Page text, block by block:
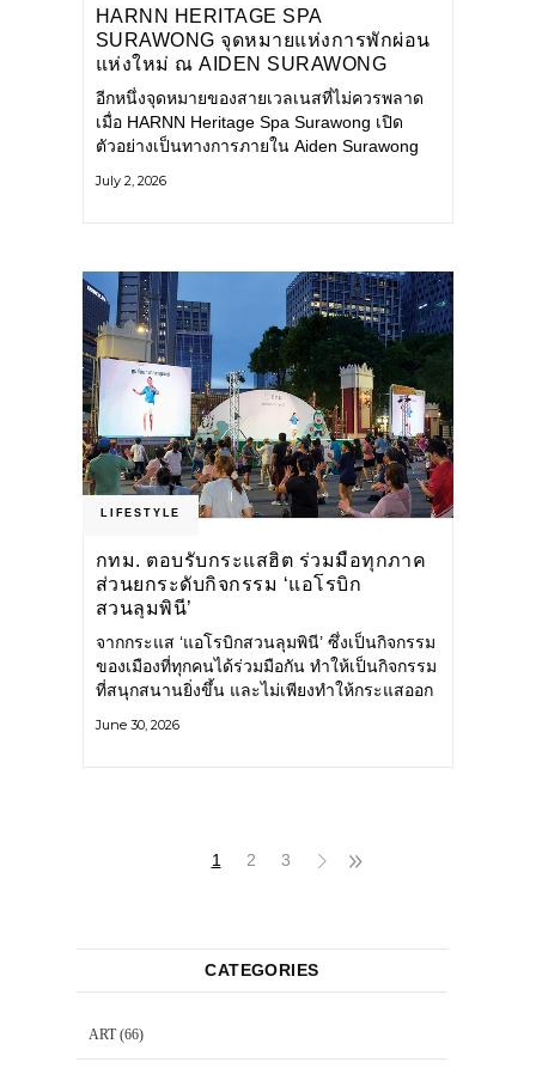
HARNN HERITAGE SPA
SURAWONG จุดหมายแห่งการพักผ่อน
แห่งใหม่ ณ AIDEN SURAWONG
BANGKOK
อีกหนึ่งจุดหมายของสายเวลเนสที่ไม่ควรพลาด
เมื่อ HARNN Heritage Spa Surawong เปิด
ตัวอย่างเป็นทางการภายใน Aiden Surawong
ของเมืองใหญ่ มาสัมผัสประสบการณ์การพักผ่อน
July 2, 2026
LIFESTYLE
กทม. ตอบรับกระแสฮิต ร่วมมือทุกภาค
ส่วนยกระดับกิจกรรม ‘แอโรบิก
สวนลุมพินี’
จากกระแส ‘แอโรบิกสวนลุมพินี’ ซึ่งเป็นกิจกรรม
ของเมืองที่ทุกคนได้ร่วมมือกัน ทำให้เป็นกิจกรรม
ที่สนุกสนานยิ่งขึ้น และไม่เพียงทำให้กระแสออก
กระจายไปยังหลายพื้นที่ของประเทศที่อยากออก
June 30, 2026
1 2 3
CATEGORIES
ART(66)